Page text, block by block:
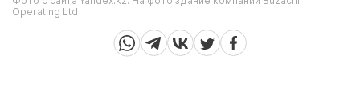
Operating Ltd